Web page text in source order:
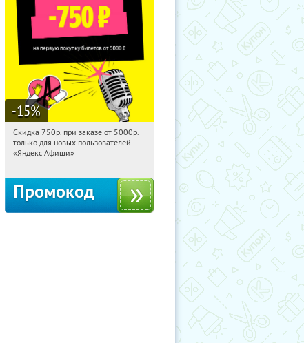
-15%
09:35:59 Получили:114
Россия
Скидка 750р. при заказе от 5000р.
только для новых пользователей
«Яндекс Афиши»
Промокод